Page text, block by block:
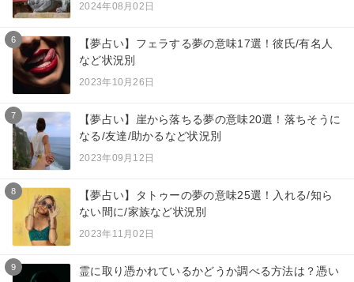
2024年08月02日
6
【夢占い】フェラする夢の意味17選！彼氏/有名人
など状況別
2023年10月26日
7
【夢占い】崖から落ちる夢の意味20選！落ちそうに
なる/友達/助かるなど状況別
2023年09月12日
8
【夢占い】タトゥーの夢の意味25選！入れる/知ら
ない間に/家族など状況別
2023年11月02日
9
霊に取り憑かれているかどうか調べる方法は？憑い